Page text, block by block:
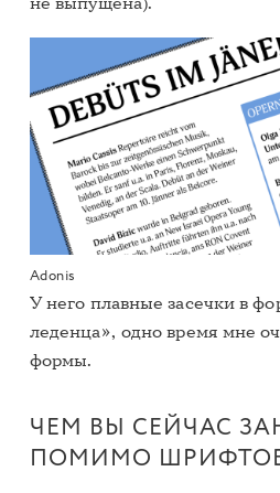
Adonis
У него плавные засечки в
леденца», одно время мне
формы.
ЧЕМ ВЫ СЕЙЧАС
ПОМИМО